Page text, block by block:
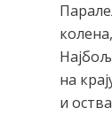
на
и